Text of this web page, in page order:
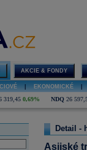
AKCIE & FONDY
EKONOMICKÉ
319,45 0,69% NDQ 26
Detail -
Asijské